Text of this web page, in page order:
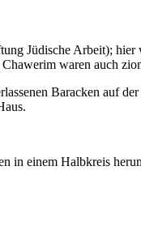
Jüdische Arbeit);
waren auch
Baracken auf
in einem Halbkreis